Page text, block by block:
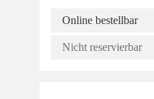
Online bestellbar
Nicht reservierbar